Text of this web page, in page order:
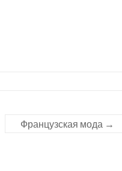
Французская мода →